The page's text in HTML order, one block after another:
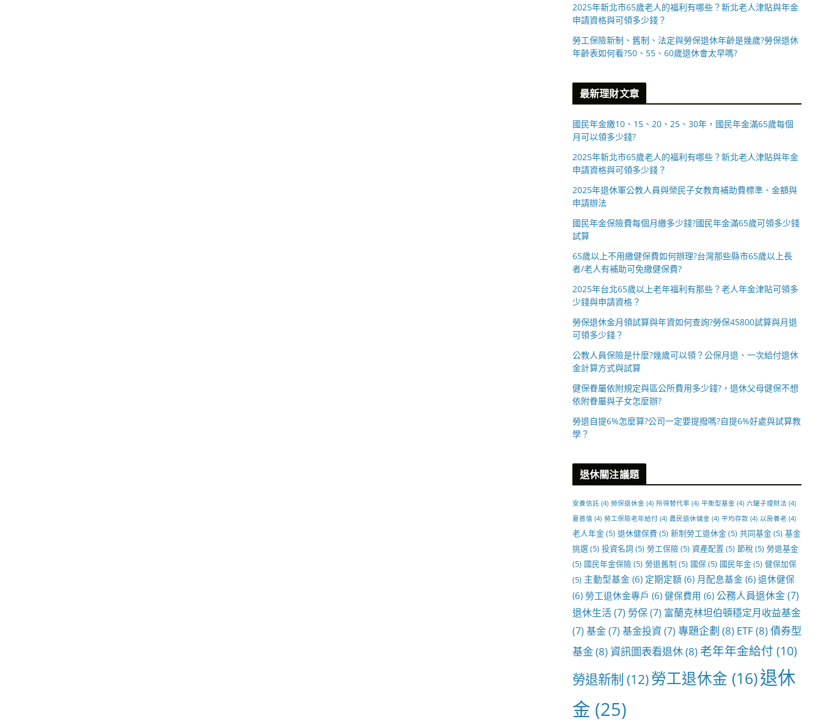
2025年新北市65歲老人的福利有哪些？新北老人津貼與年金
申請資格與可領多少錢？
勞工保險新制、舊制、法定與勞保退休年齡是幾歲?勞保退休
年齡表如何看?50、55、60歲退休會太早嗎?
最新理財文章
國民年金繳10、15、20、25、30年，國民年金滿65歲每個
月可以領多少錢?
2025年新北市65歲老人的福利有哪些？新北老人津貼與年金
申請資格與可領多少錢？
2025年退休軍公教人員與榮民子女教育補助費標準、金額與
申請辦法
國民年金保險費每個月繳多少錢?國民年金滿65歲可領多少錢
試算
65歲以上不用繳健保費如何辦理?台灣那些縣市65歲以上長
者/老人有補助可免繳健保費?
2025年台北65歲以上老年福利有那些？老人年金津貼可領多
少錢與申請資格？
勞保退休金月領試算與年資如何查詢?勞保45800試算與月退
可領多少錢？
公教人員保險是什麼?幾歲可以領？公保月退、一次給付退休
金計算方式與試算
健保眷屬依附規定與區公所費用多少錢?，退休父母健保不想
依附眷屬與子女怎麼辦?
勞退自提6%怎麼算?公司一定要提撥嗎?自提6%好處與試算教
學？
退休關注議題
安養信託 (4) 勞保退休金 (4) 所得替代率 (4) 平衡型基金 (4) 六罐子理財法 (4)
夏普值 (4) 勞工保險老年給付 (4) 農民退休儲金 (4) 平均存款 (4) 以房養老 (4)
老人年金(5) 退休健保費 (5) 新制勞工退休金(5) 共同基金(5) 基金
挑選 (5) 投資名詞 (5) 勞工保險 (5) 資產配置 (5) 節稅 (5) 勞退基金
(5) 國民年金保險 (5) 勞退舊制 (5) 國保(5) 國民年金(5) 健保加保
(5) 主動型基金 (6) 定期定額 (6) 月配息基金 (6) 退休健保
(6) 勞工退休金專戶 (6) 健保費用 (6) 公務人員退休金(7)
退休生活(7) 勞保(7) 富蘭克林坦伯頓穩定月收益基金
(7) 基金(7) 基金投資 (7) 專題企劃 (8) ETF(8)債券型
基金(8)資訊圖表看退休(8)老年年金給付 (10)
勞退新制 (12)勞工退休金 (16)退休
金 (25)